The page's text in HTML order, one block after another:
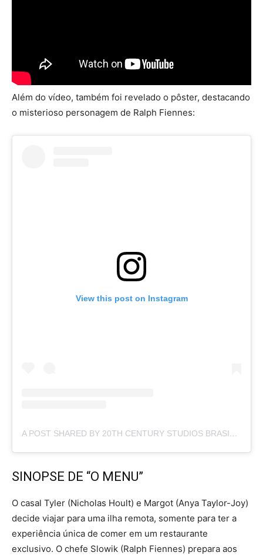
Além do vídeo, também foi revelado o pôster, destacando
o misterioso personagem de Ralph Fiennes:
View this post on Instagram
A POST SHARED BY 20TH CENTURY STUDIOS BRASIL (@20THCENTURYSTUDIOSBR)
SINOPSE DE “O MENU”
O casal Tyler (Nicholas Hoult) e Margot (Anya Taylor-Joy)
decide viajar para uma ilha remota, somente para ter a
experiência única de comer em um restaurante
exclusivo. O chefe Slowik (Ralph Fiennes) prepara aos